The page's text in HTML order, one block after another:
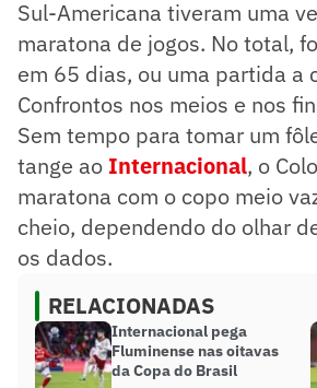
Sul-Americana tiveram uma
maratona de jogos. No total,
em 65 dias, ou uma partida a
Confrontos nos meios e nos
Sem tempo para tomar um
tange ao Internacional, o
maratona com o copo meio
cheio, dependendo do olhar
os dados.
RELACIONADAS
Internacional pega
Fluminense nas oitavas
da Copa do Brasil